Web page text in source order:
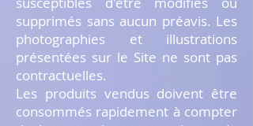
supprimés sans aucun préavis. Les
photographies et illustrations
présentées sur le Site ne sont pas
contractuelles.
Les produits vendus doivent être
consommés rapidement à compter